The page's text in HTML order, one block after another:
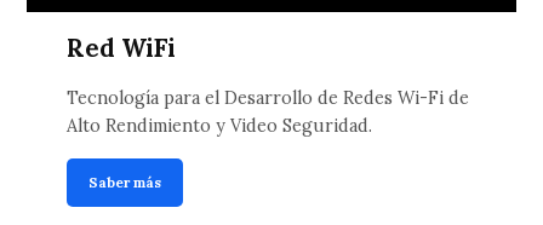
Red WiFi
Tecnología para el Desarrollo de Redes Wi-Fi de
Alto Rendimiento y Video Seguridad.
Saber más